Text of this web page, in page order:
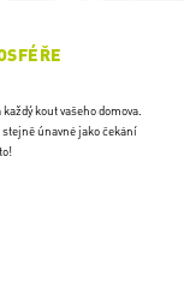
kout vašeho domova.
stejně únavné jako čekání